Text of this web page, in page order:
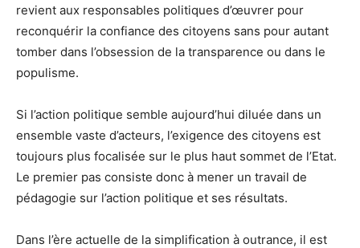
revient aux responsables politiques d’œuvrer pour
reconquérir la confiance des citoyens sans pour autant
tomber dans l’obsession de la transparence ou dans le
populisme.
Si l’action politique semble aujourd’hui diluée dans un
ensemble vaste d’acteurs, l’exigence des citoyens est
toujours plus focalisée sur le plus haut sommet de l’Etat.
Le premier pas consiste donc à mener un travail de
pédagogie sur l’action politique et ses résultats.
Dans l’ère actuelle de la simplification à outrance, il est